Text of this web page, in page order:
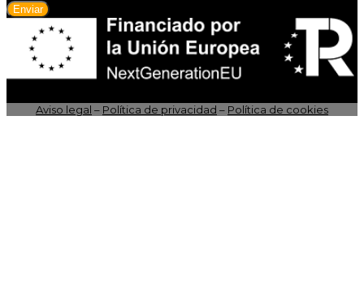
Enviar
Aviso legal – Política de privacidad – Política de cookies